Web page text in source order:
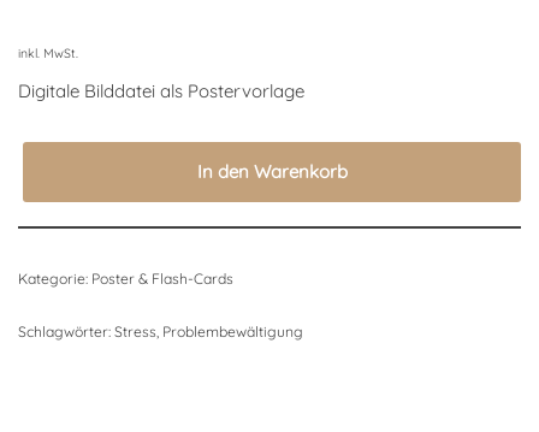
inkl. MwSt.
Digitale Bilddatei als Postervorlage
In den Warenkorb
Kategorie: Poster & Flash-Cards
Schlagwörter: Stress Problembewältigung